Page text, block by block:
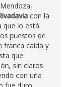
con la
que lo está
puestos de
franca caída y
que
sin claros
con una
fue duro,